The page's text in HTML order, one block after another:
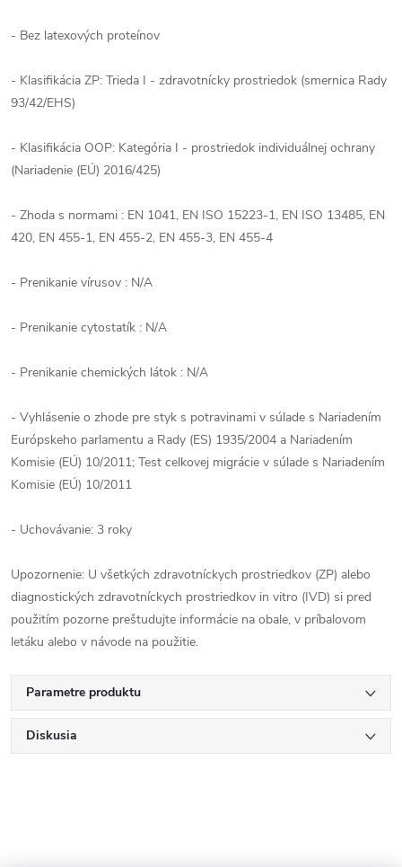
- Bez latexových proteínov
- Klasifikácia ZP: Trieda I - zdravotnícky prostriedok (smernica Rady
93/42/EHS)
- Klasifikácia OOP: Kategória I - prostriedok individuálnej ochrany
(Nariadenie (EÚ) 2016/425)
- Zhoda s normami : EN 1041, EN ISO 15223-1, EN ISO 13485, EN
420, EN 455-1, EN 455-2, EN 455-3, EN 455-4
- Prenikanie vírusov : N/A
- Prenikanie cytostatík : N/A
- Prenikanie chemických látok : N/A
- Vyhlásenie o zhode pre styk s potravinami v súlade s Nariadením
Európskeho parlamentu a Rady (ES) 1935/2004 a Nariadením
Komisie (EÚ) 10/2011; Test celkovej migrácie v súlade s Nariadením
Komisie (EÚ) 10/2011
- Uchovávanie: 3 roky
Upozornenie: U všetkých zdravotníckych prostriedkov (ZP) alebo
diagnostických zdravotníckych prostriedkov in vitro (IVD) si pred
použitím pozorne preštudujte informácie na obale, v príbalovom
letáku alebo v návode na použitie.
Parametre produktu
Diskusia